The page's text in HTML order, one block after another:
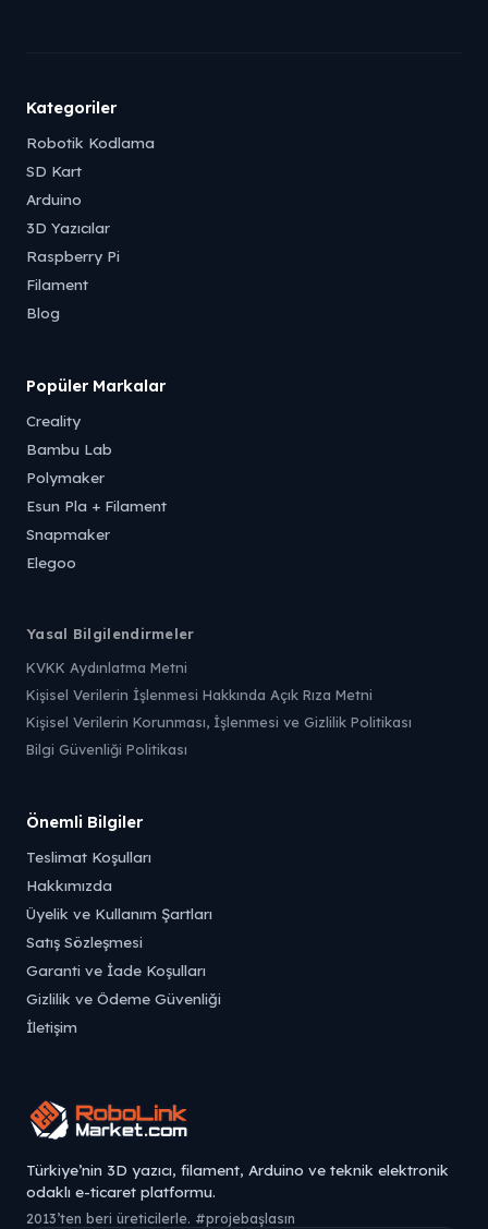
Kategoriler
Robotik Kodlama
SD Kart
Arduino
3D Yazıcılar
Raspberry Pi
Filament
Blog
Popüler Markalar
Creality
Bambu Lab
Polymaker
Esun Pla + Filament
Snapmaker
Elegoo
Yasal Bilgilendirmeler
KVKK Aydınlatma Metni
Kişisel Verilerin İşlenmesi Hakkında Açık Rıza Metni
Kişisel Verilerin Korunması, İşlenmesi ve Gizlilik Politikası
Bilgi Güvenliği Politikası
Önemli Bilgiler
Teslimat Koşulları
Hakkımızda
Üyelik ve Kullanım Şartları
Satış Sözleşmesi
Garanti ve İade Koşulları
Gizlilik ve Ödeme Güvenliği
İletişim
Türkiye’nin 3D yazıcı, filament, Arduino ve teknik elektronik
odaklı e-ticaret platformu.
2013’ten beri üreticilerle. #projebaşlasın